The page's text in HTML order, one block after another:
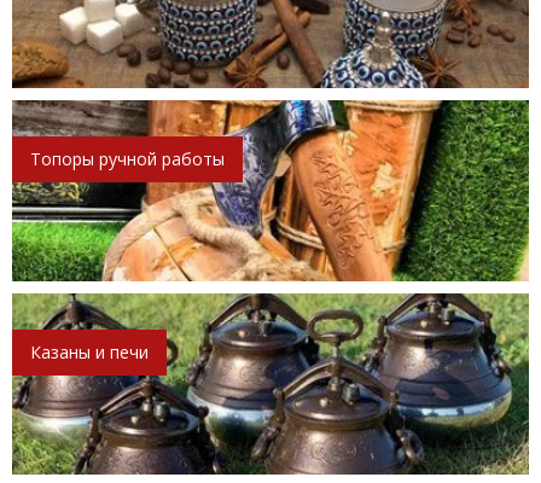
Топоры ручной работы
Казаны и печи